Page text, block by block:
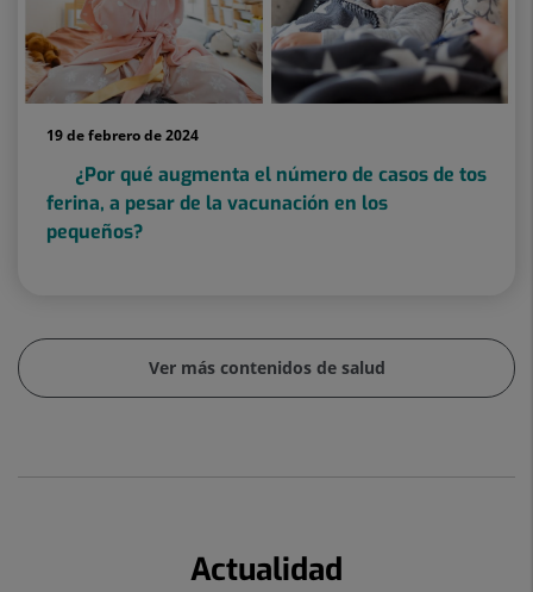
19 de febrero de 2024
¿Por qué augmenta el número de casos de tos
ferina, a pesar de la vacunación en los
pequeños?
Ver más contenidos de salud
Actualidad